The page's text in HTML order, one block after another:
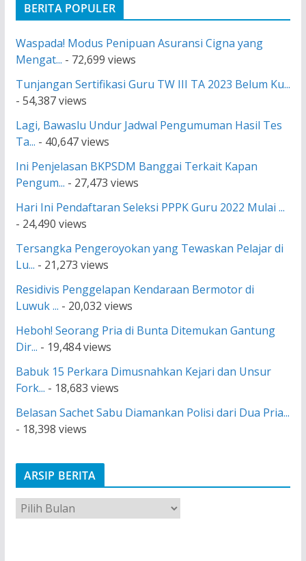
BERITA POPULER
Waspada! Modus Penipuan Asuransi Cigna yang
Mengat... - 72,699 views
Tunjangan Sertifikasi Guru TW III TA 2023 Belum Ku...
- 54,387 views
Lagi, Bawaslu Undur Jadwal Pengumuman Hasil Tes
Ta... - 40,647 views
Ini Penjelasan BKPSDM Banggai Terkait Kapan
Pengum... - 27,473 views
Hari Ini Pendaftaran Seleksi PPPK Guru 2022 Mulai ...
- 24,490 views
Tersangka Pengeroyokan yang Tewaskan Pelajar di
Lu... - 21,273 views
Residivis Penggelapan Kendaraan Bermotor di
Luwuk ... - 20,032 views
Heboh! Seorang Pria di Bunta Ditemukan Gantung
Dir... - 19,484 views
Babuk 15 Perkara Dimusnahkan Kejari dan Unsur
Fork... - 18,683 views
Belasan Sachet Sabu Diamankan Polisi dari Dua Pria...
- 18,398 views
ARSIP BERITA
A
r